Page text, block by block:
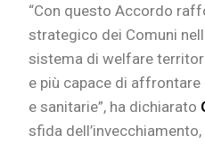
“Con questo Accordo
strategico dei Comuni
sistema di welfare
e più capace di
e sanitarie”, ha dichiarato
sfida